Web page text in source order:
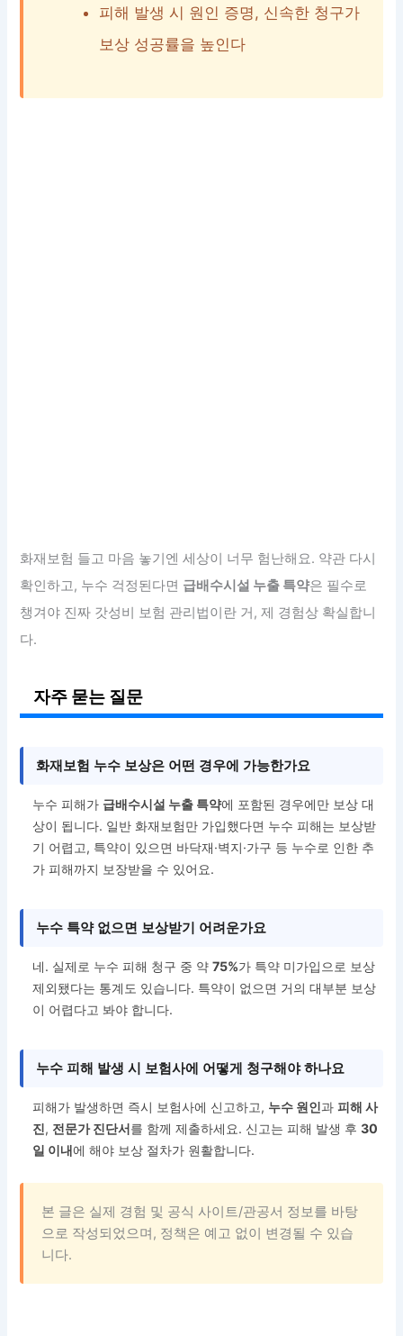
피해 발생 시 원인 증명, 신속한 청구가
보상 성공률을 높인다
화재보험 들고 마음 놓기엔 세상이 너무 험난해요. 약관 다시
확인하고, 누수 걱정된다면 급배수시설 누출 특약은 필수로
챙겨야 진짜 갓성비 보험 관리법이란 거, 제 경험상 확실합니
다.
자주 묻는 질문
화재보험 누수 보상은 어떤 경우에 가능한가요
누수 피해가 급배수시설 누출 특약에 포함된 경우에만 보상 대
상이 됩니다. 일반 화재보험만 가입했다면 누수 피해는 보상받
기 어렵고, 특약이 있으면 바닥재·벽지·가구 등 누수로 인한 추
가 피해까지 보장받을 수 있어요.
누수 특약 없으면 보상받기 어려운가요
네. 실제로 누수 피해 청구 중 약75%가 특약 미가입으로 보상
제외됐다는 통계도 있습니다. 특약이 없으면 거의 대부분 보상
이 어렵다고 봐야 합니다.
누수 피해 발생 시 보험사에 어떻게 청구해야 하나요
피해가 발생하면 즉시 보험사에 신고하고, 누수 원인과 피해 사
진, 전문가 진단서를 함께 제출하세요. 신고는 피해 발생 후30
일 이내에 해야 보상 절차가 원활합니다.
본 글은 실제 경험 및 공식 사이트/관공서 정보를 바탕
으로 작성되었으며, 정책은 예고 없이 변경될 수 있습
니다.